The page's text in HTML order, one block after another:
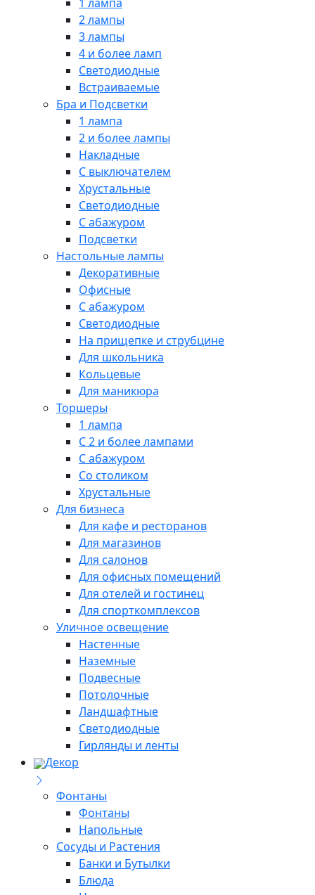
2 лампы
3 лампы
4 и более ламп
Светодиодные
Встраиваемые
Бра и Подсветки
1 лампа
2 и более лампы
Накладные
С выключателем
Хрустальные
Светодиодные
С абажуром
Подсветки
Настольные лампы
Декоративные
Офисные
С абажуром
Светодиодные
На прищепке и струбцине
Для школьника
Кольцевые
Для маникюра
Торшеры
1 лампа
С 2 и более лампами
С абажуром
Со столиком
Хрустальные
Для бизнеса
Для кафе и ресторанов
Для магазинов
Для салонов
Для офисных помещений
Для отелей и гостинец
Для спорткомплексов
Уличное освещение
Настенные
Наземные
Подвесные
Потолочные
Ландшафтные
Светодиодные
Гирлянды и ленты
Декор
Фонтаны
Фонтаны
Напольные
Сосуды и Растения
Банки и Бутылки
Блюда